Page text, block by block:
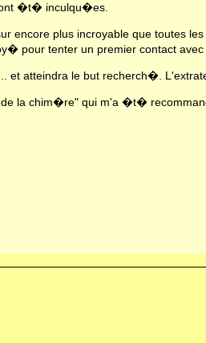
ont �t� inculqu�es.
encore plus incroyable que toutes
pour tenter un premier contact
et atteindra le but recherch�.
la chim�re" qui m'a �t�